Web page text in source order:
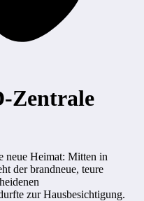
Zentrale
neue Heimat: Mitten in
der brandneue, teure
zur Hausbesichtigung.